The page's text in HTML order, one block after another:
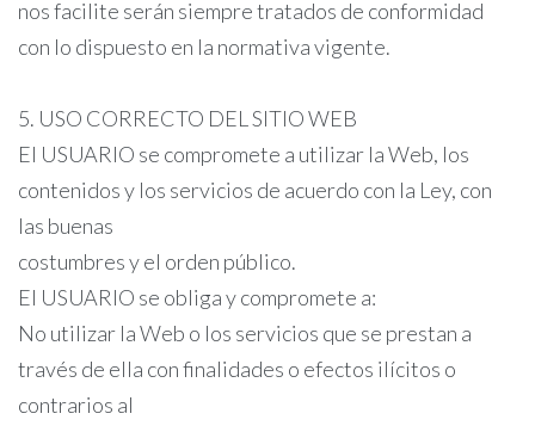
nos facilite serán siempre tratados de conformidad
con lo dispuesto en la normativa vigente.
5. USO CORRECTO DEL SITIO WEB
El USUARIO se compromete a utilizar la Web, los
contenidos y los servicios de acuerdo con la Ley, con
las buenas
costumbres y el orden público.
El USUARIO se obliga y compromete a:
No utilizar la Web o los servicios que se prestan a
través de ella con finalidades o efectos ilícitos o
contrarios al